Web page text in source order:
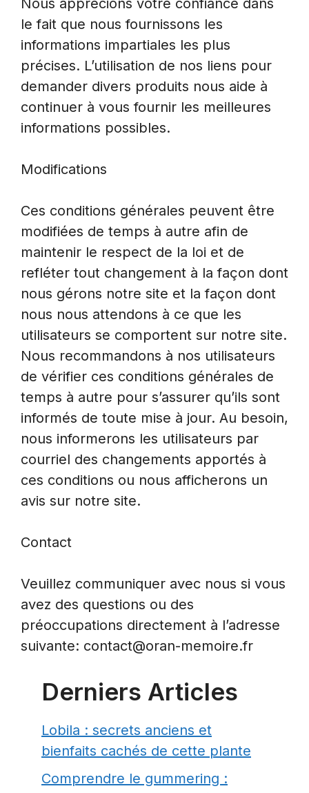
le fait que nous fournissons les
informations impartiales les plus
précises. L’utilisation de nos liens pour
demander divers produits nous aide à
continuer à vous fournir les meilleures
informations possibles.
Modifications
Ces conditions générales peuvent être
modifiées de temps à autre afin de
maintenir le respect de la loi et de
refléter tout changement à la façon dont
nous gérons notre site et la façon dont
nous nous attendons à ce que les
utilisateurs se comportent sur notre site.
Nous recommandons à nos utilisateurs
de vérifier ces conditions générales de
temps à autre pour s’assurer qu’ils sont
informés de toute mise à jour. Au besoin,
nous informerons les utilisateurs par
courriel des changements apportés à
ces conditions ou nous afficherons un
avis sur notre site.
Contact
Veuillez communiquer avec nous si vous
avez des questions ou des
préoccupations directement à l’adresse
suivante: contact@oran-memoire.fr
Derniers Articles
Lobila : secrets anciens et
bienfaits cachés de cette plante
Comprendre le gummering :